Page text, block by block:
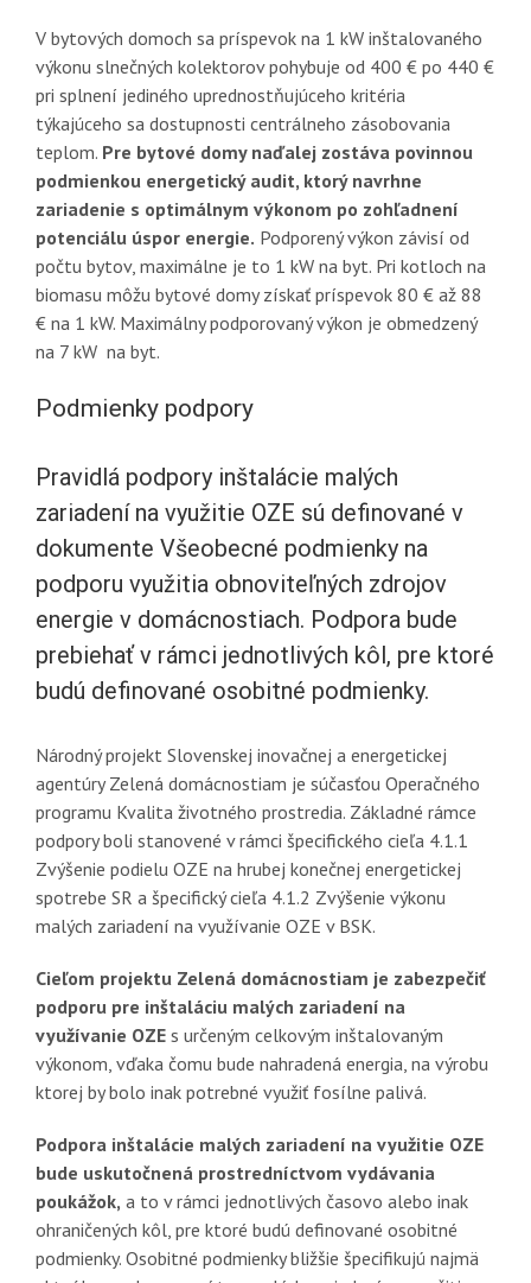
V bytových domoch sa príspevok na 1 kW inštalovaného
výkonu slnečných kolektorov pohybuje od 400 € po 440 €
pri splnení jediného uprednostňujúceho kritéria
týkajúceho sa dostupnosti centrálneho zásobovania
teplom. Pre bytové domy naďalej zostáva povinnou
podmienkou energetický audit, ktorý navrhne
zariadenie s optimálnym výkonom po zohľadnení
potenciálu úspor energie. Podporený výkon závisí od
počtu bytov, maximálne je to 1 kW na byt. Pri kotloch na
biomasu môžu bytové domy získať príspevok 80 € až 88
€ na 1 kW. Maximálny podporovaný výkon je obmedzený
na 7 kW na byt.
Podmienky podpory
Pravidlá podpory inštalácie malých
zariadení na využitie OZE sú definované v
dokumente Všeobecné podmienky na
podporu využitia obnoviteľných zdrojov
energie v domácnostiach. Podpora bude
prebiehať v rámci jednotlivých kôl, pre ktoré
budú definované osobitné podmienky.
Národný projekt Slovenskej inovačnej a energetickej
agentúry Zelená domácnostiam je súčasťou Operačného
programu Kvalita životného prostredia. Základné rámce
podpory boli stanovené v rámci špecifického cieľa 4.1.1
Zvýšenie podielu OZE na hrubej konečnej energetickej
spotrebe SR a špecifický cieľa 4.1.2 Zvýšenie výkonu
malých zariadení na využívanie OZE v BSK.
Cieľom projektu Zelená domácnostiam je zabezpečiť
podporu pre inštaláciu malých zariadení na
využívanie OZEs určeným celkovým inštalovaným
výkonom, vďaka čomu bude nahradená energia, na výrobu
ktorej by bolo inak potrebné využiť fosílne palivá.
Podpora inštalácie malých zariadení na využitie OZE
bude uskutočnená prostredníctvom vydávania
poukážok, a to v rámci jednotlivých časovo alebo inak
ohraničených kôl, pre ktoré budú definované osobitné
podmienky. Osobitné podmienky bližšie špecifikujú najmä